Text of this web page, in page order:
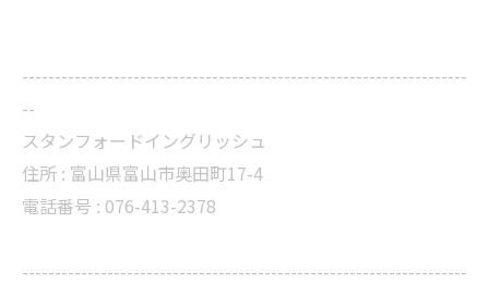
--------------------------------------------------------------------
--
スタンフォードイングリッシュ
住所 : 富山県富山市奥田町17-4
電話番号 : 076-413-2378
--------------------------------------------------------------------